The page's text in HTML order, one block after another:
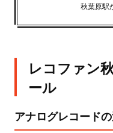
秋葉原駅
レコファン
ール
アナログレコード